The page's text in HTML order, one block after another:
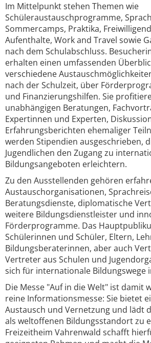
Im Mittelpunkt stehen Themen wie
Schüleraustauschprogramme,
Sommercamps, Praktika,
Aufenthalte, Work and Travel sowie
nach dem Schulabschluss.
erhalten einen umfassenden
verschiedene
nach der Schulzeit, über
und Finanzierungshilfen. Sie
unabhängigen Beratungen,
Expertinnen und Experten,
Erfahrungsberichten ehemaliger
werden Stipendien ausgeschrieben,
Jugendlichen den Zugang zu
Bildungsangeboten erleichtern.
Zu den Ausstellenden gehören
Austauschorganisationen,
Beratungsdienste, diplomatische
weitere Bildungsdienstleister und
Förderprogramme. Das
Schülerinnen und Schüler, Eltern,
Bildungsberaterinnen, aber auch
Vertreter aus Schulen und
sich für internationale Bildungswege
Die Messe "Auf in die Welt" ist damit
reine Informationsmesse: Sie bietet
Austausch und Vernetzung und lädt
als weltoffenen Bildungsstandort zu
Freizeitheim Vahrenwald schafft